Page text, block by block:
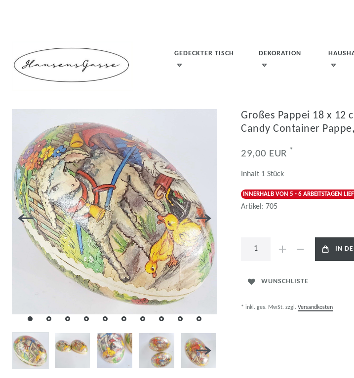
GEDECKTER TISCH DEKORATION
Großes Pappei 18 x 12
Candy Container
29,00 EUR *
Inhalt 1 Stück
INNERHALB VON 5 - 6 ARBEITSTAGEN
Artikel: 705
IN
WUNSCHLISTE
* inkl. ges. MwSt. zzgl. Versandkosten